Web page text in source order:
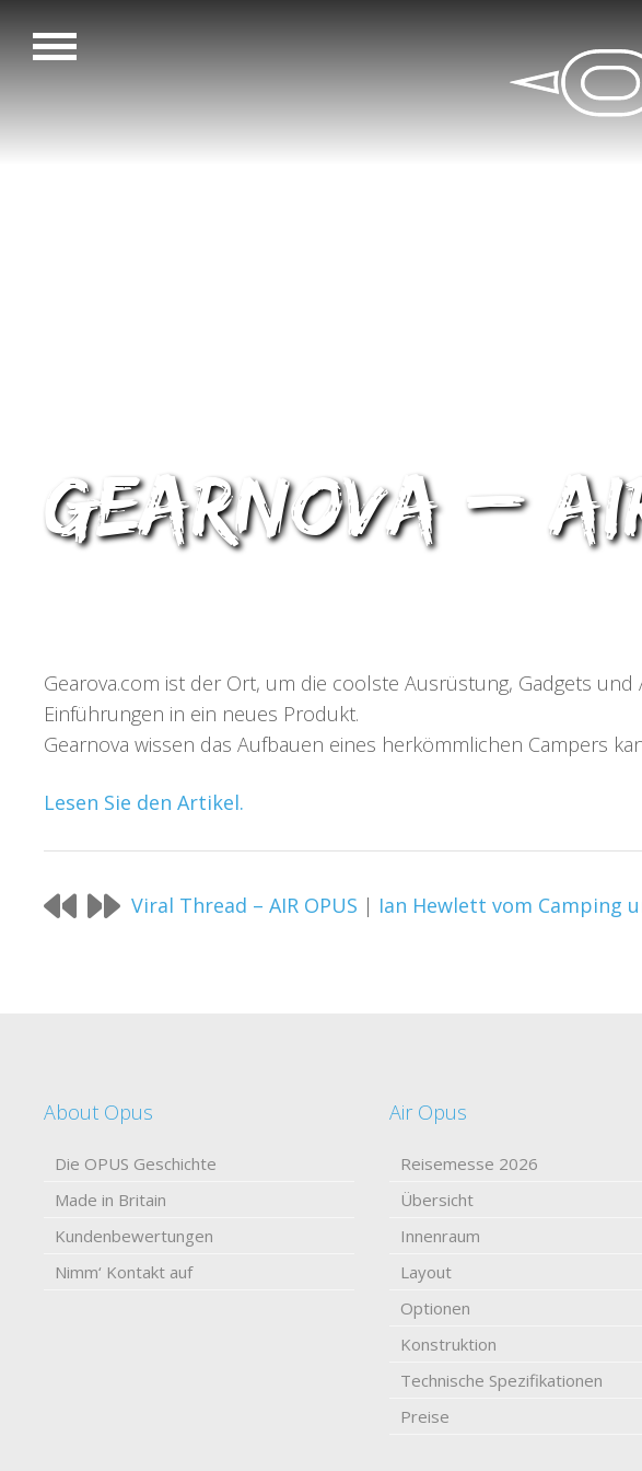
Gearnova –
Gearova.com ist der Ort, um die coolste Ausrüstung, Gadgets
Einführungen in ein neues Produkt.
Gearnova wissen das Aufbauen eines herkömmlichen Campers
Lesen Sie den Artikel.
Viral Thread – AIR OPUS | Ian Hewlett vom Camping
About Opus
Die OPUS Geschichte
Made in Britain
Kundenbewertungen
Nimm‘ Kontakt auf
Air Opus
Reisemesse 2026
Übersicht
Innenraum
Layout
Optionen
Konstruktion
Technische Spezifikationen
Preise